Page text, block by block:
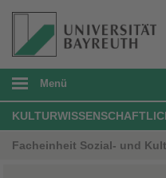
Menü
Facheinheit Sozial- und